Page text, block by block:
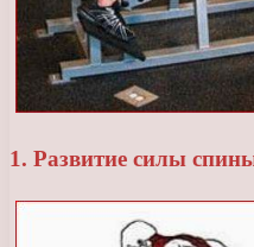
1. Развитие силы